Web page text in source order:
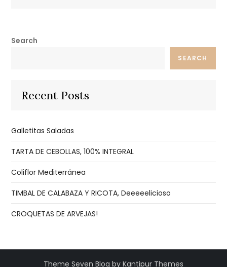
Search
SEARCH
Recent Posts
Galletitas Saladas
TARTA DE CEBOLLAS, 100% INTEGRAL
Coliflor Mediterránea
TIMBAL DE CALABAZA Y RICOTA, Deeeeelicioso
CROQUETAS DE ARVEJAS!
Theme Seven Blog by Kantipur Themes